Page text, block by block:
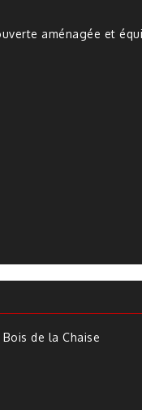
aménagée et
de la Chaise